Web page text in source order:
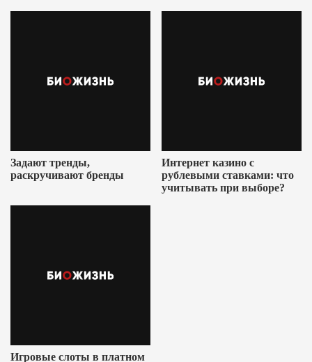
Задают тренды,
раскручивают бренды
Интернет казино с
рублевыми ставками: что
учитывать при выборе?
Игровые слоты в платном